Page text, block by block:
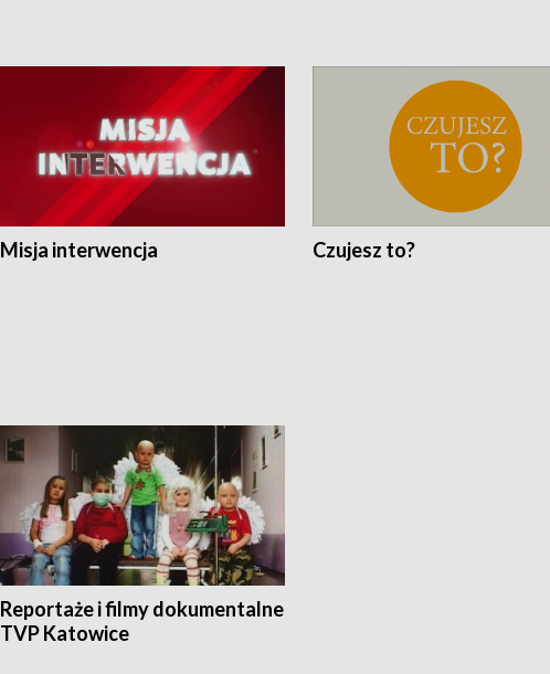
Misja interwencja Czujesz to?
Reportaże i filmy dokumentalne
TVP Katowice